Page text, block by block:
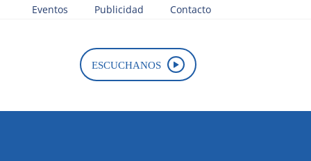
Eventos Publicidad Contacto
ESCUCHANOS